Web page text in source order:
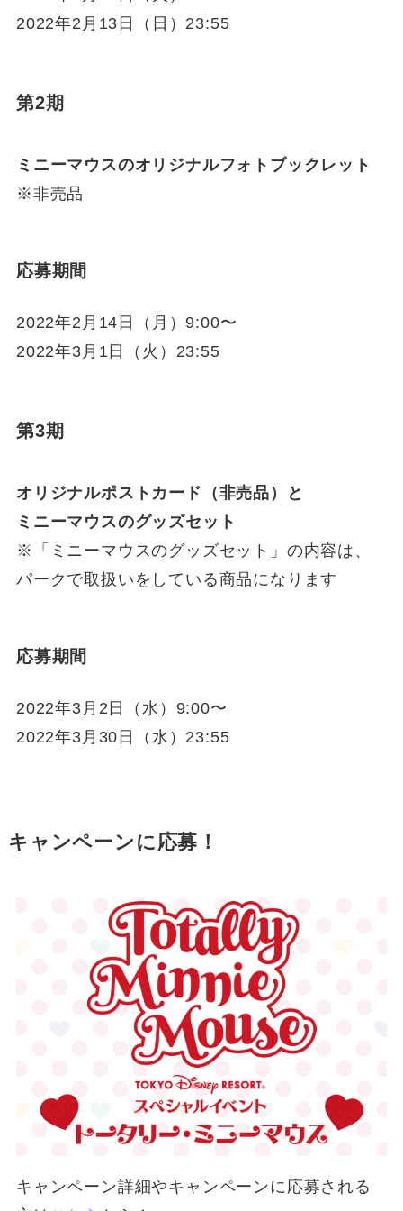
2022年2月13日（日）23:55
第2期
ミニーマウスのオリジナルフォトブックレット
※非売品
応募期間
2022年2月14日（月）9:00〜
2022年3月1日（火）23:55
第3期
オリジナルポストカード（非売品）と
ミニーマウスのグッズセット
※「ミニーマウスのグッズセット」の内容は、
パークで取扱いをしている商品になります
応募期間
2022年3月2日（水）9:00〜
2022年3月30日（水）23:55
キャンペーンに応募！
キャンペーン詳細やキャンペーンに応募される